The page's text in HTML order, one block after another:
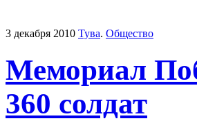
3 декабря 2010 Тува. Общество
Мемориал
360 солдат